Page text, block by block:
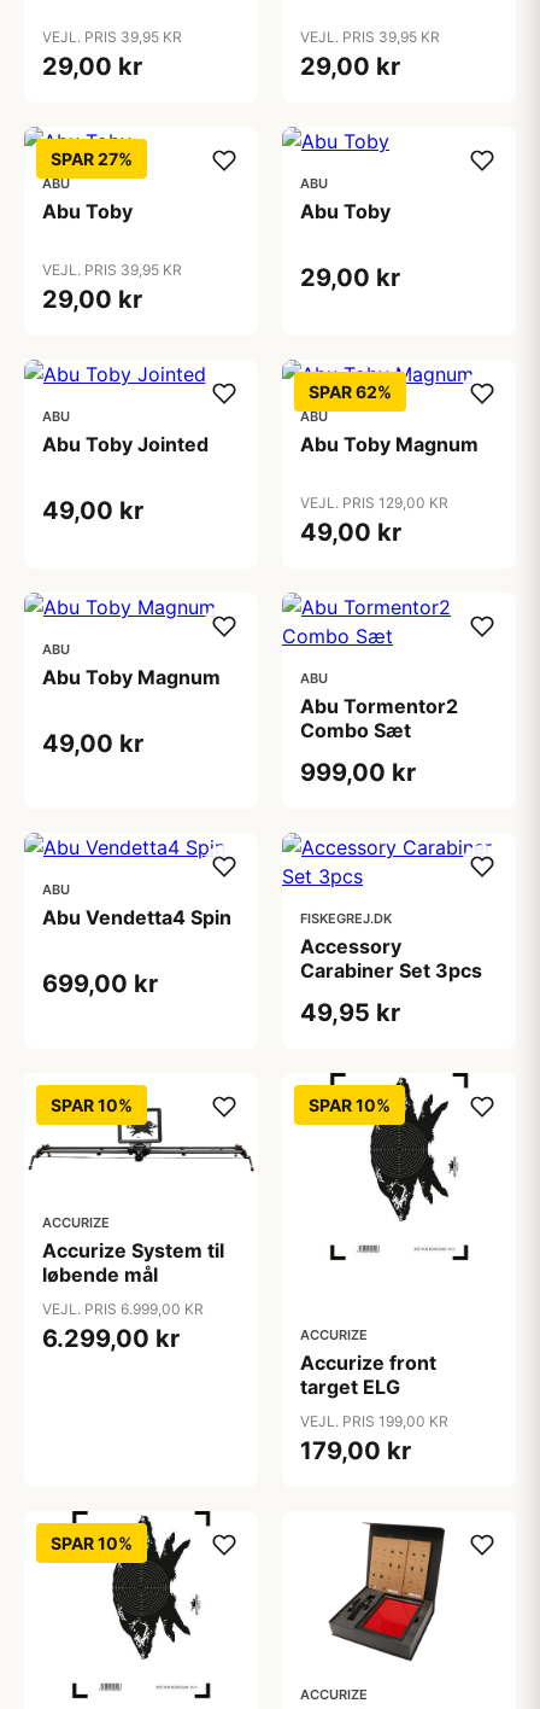
VEJL. PRIS 39,95 KR
29,00 kr
VEJL. PRIS 39,95 KR
29,00 kr
SPAR 27%
ABU
Abu Toby
VEJL. PRIS 39,95 KR
29,00 kr
ABU
Abu Toby
29,00 kr
ABU
Abu Toby Jointed
49,00 kr
SPAR 62%
ABU
Abu Toby Magnum
VEJL. PRIS 129,00 KR
49,00 kr
ABU
Abu Toby Magnum
49,00 kr
ABU
Abu Tormentor2
Combo Sæt
999,00 kr
ABU
Abu Vendetta4 Spin
699,00 kr
FISKEGREJ.DK
Accessory
Carabiner Set 3pcs
49,95 kr
SPAR 10%
ACCURIZE
Accurize System til
løbende mål
VEJL. PRIS 6.999,00 KR
6.299,00 kr
SPAR 10%
ACCURIZE
Accurize front
target ELG
VEJL. PRIS 199,00 KR
179,00 kr
SPAR 10%
ACCURIZE